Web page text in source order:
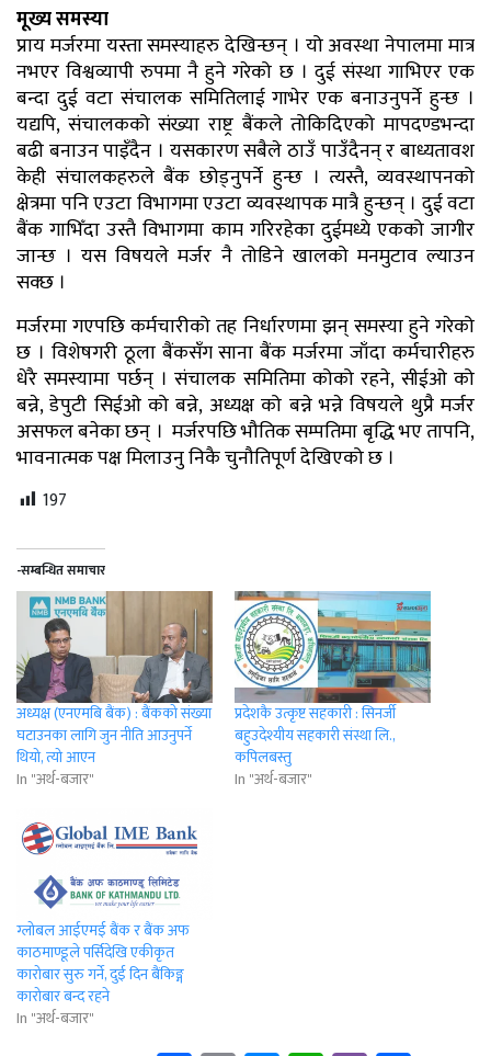
मूख्य समस्या
प्राय मर्जरमा यस्ता समस्याहरु देखिन्छन् । यो अवस्था नेपालमा मात्र
नभएर विश्वव्यापी रुपमा नै हुने गरेको छ । दुई संस्था गाभिएर एक
बन्दा दुई वटा संचालक समितिलाई गाभेर एक बनाउनुपर्ने हुन्छ ।
यद्यपि, संचालकको संख्या राष्ट्र बैंकले तोकिदिएको मापदण्डभन्दा
बढी बनाउन पाइँदैन । यसकारण सबैले ठाउँ पाउँदैनन् र बाध्यतावश
केही संचालकहरुले बैंक छोड्नुपर्ने हुन्छ । त्यस्तै, व्यवस्थापनको
क्षेत्रमा पनि एउटा विभागमा एउटा व्यवस्थापक मात्रै हुन्छन् । दुई वटा
बैंक गाभिँदा उस्तै विभागमा काम गरिरहेका दुईमध्ये एकको जागीर
जान्छ । यस विषयले मर्जर नै तोडिने खालको मनमुटाव ल्याउन
सक्छ ।
मर्जरमा गएपछि कर्मचारीको तह निर्धारणमा झन् समस्या हुने गरेको
छ । विशेषगरी ठूला बैंकसँग साना बैंक मर्जरमा जाँदा कर्मचारीहरु
धेरै समस्यामा पर्छन् । संचालक समितिमा कोको रहने, सीईओ को
बन्ने, डेपुटी सिईओ को बन्ने, अध्यक्ष को बन्ने भन्ने विषयले थुप्रै मर्जर
असफल बनेका छन् । मर्जरपछि भौतिक सम्पतिमा बृद्धि भए तापनि,
भावनात्मक पक्ष मिलाउनु निकै चुनौतिपूर्ण देखिएको छ ।
197
-सम्बन्धित समाचार
अध्यक्ष (एनएमबि बैंक) : बैंकको संख्या
घटाउनका लागि जुन नीति आउनुपर्ने
थियो, त्यो आएन
In "अर्थ-बजार"
प्रदेशकै उत्कृष्ट सहकारी : सिनर्जी
बहुउदेश्यीय सहकारी संस्था लि.,
कपिलबस्तु
In "अर्थ-बजार"
ग्लोबल आईएमई बैंक र बैंक अफ
काठमाण्डूले पर्सिदेखि एकीकृत
कारोबार सुरु गर्ने, दुई दिन बैंकिङ्ग
कारोबार बन्द रहने
In "अर्थ-बजार"